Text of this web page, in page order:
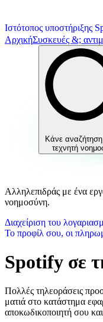
Ιστότοπος υποστήριξης
ΑρχικήΣυσκευές &;
Κάνε αναζήτηση
τεχνητή
Αλληλεπιδράς με ένα
νοημοσύνη.
Διαχείριση του
Το προφίλ σου, οι
Spotify σε
Πολλές τηλεοράσεις
ματιά στο κατάστημα
αποκωδικοποιητή σου